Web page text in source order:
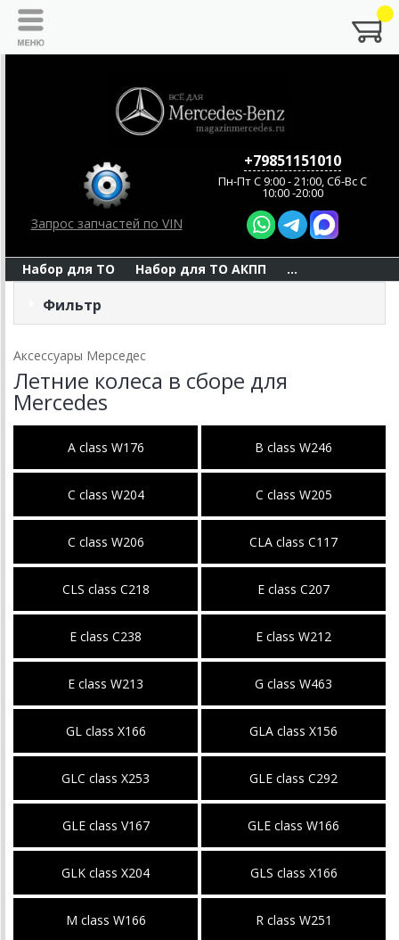
Запрос запчастей по VIN
+79851151010
Пн-Пт C 9:00 - 21:00, Сб-Вс С
10:00 -20:00
Набор для ТО Набор для ТО АКПП ...
Фильтр
Аксессуары Мерседес
Летние колеса в сборе для
Mercedes
A class W176 B class W246
C class W204 C class W205
C class W206 CLA class C117
CLS class C218 E class C207
E class C238 E class W212
E class W213 G class W463
GL class X166 GLA class X156
GLC class X253 GLE class C292
GLE class V167 GLE class W166
GLK class X204 GLS class X166
M class W166 R class W251